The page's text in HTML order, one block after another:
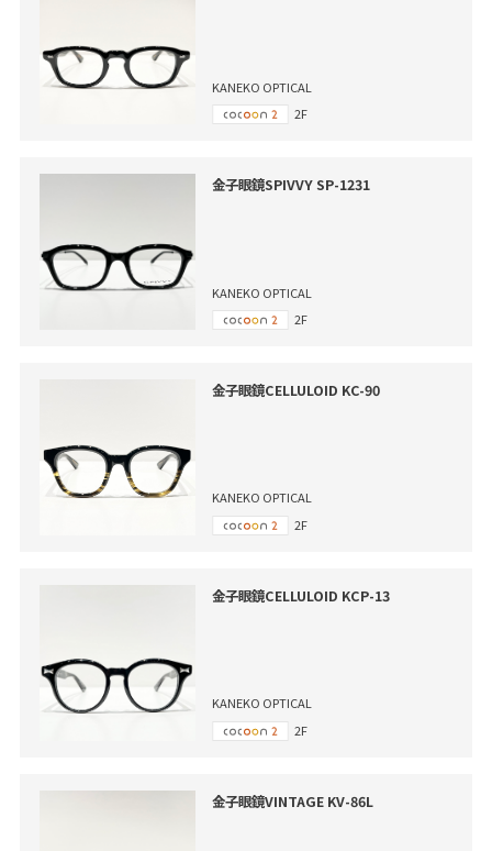
KANEKO OPTICAL
2F
金子眼鏡SPIVVY SP-1231
KANEKO OPTICAL
2F
金子眼鏡CELLULOID KC-90
KANEKO OPTICAL
2F
金子眼鏡CELLULOID KCP-13
KANEKO OPTICAL
2F
金子眼鏡VINTAGE KV-86L